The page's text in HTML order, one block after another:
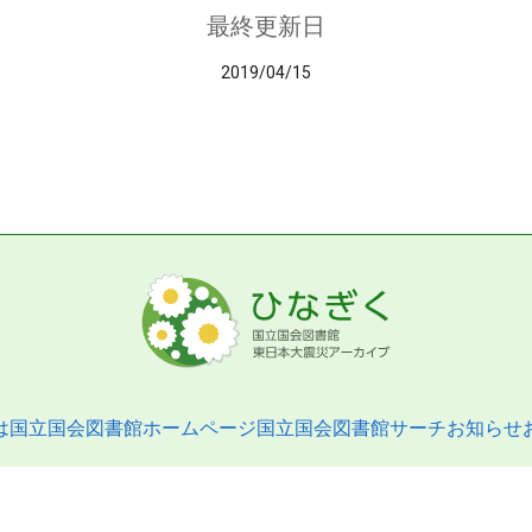
最終更新日
2019/04/15
国立国会図書館ホームページ国立国会図書館サーチお知らせ